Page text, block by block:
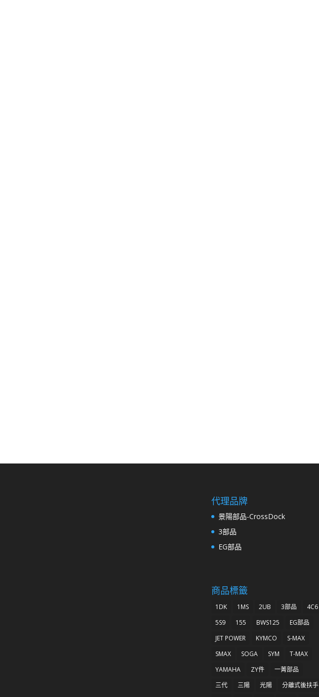
代理品牌
景陽部品-CrossDock
3部品
EG部品
商品標籤
1DK 1MS 2UB 3部品
4C6
5S9
155 BWS125
EG部品
JET POWER
KYMCO
S-MAX
SMAX
SOGA SYM
T-MAX
YAMAHA
ZY件
一菁部品
三代
三陽 光陽
分離式後扶手